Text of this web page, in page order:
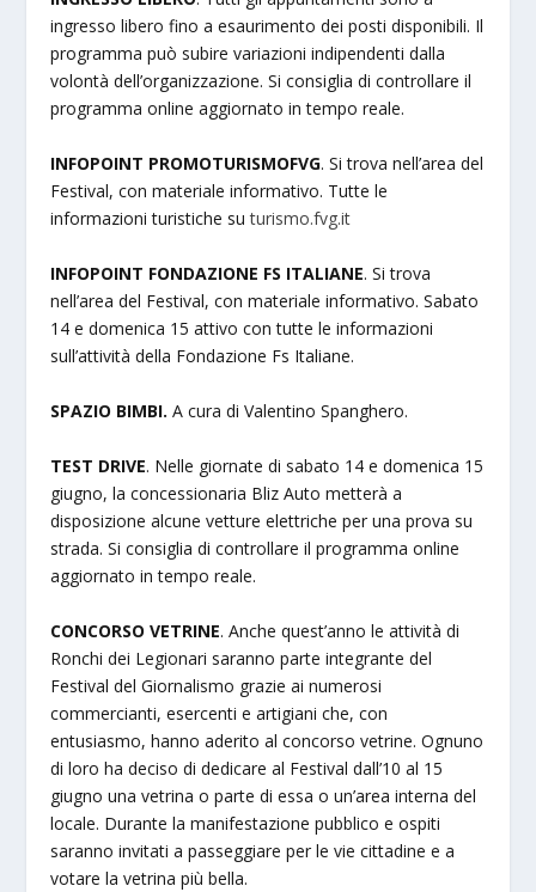
ingresso libero fino a esaurimento dei posti disponibili. Il
programma può subire variazioni indipendenti dalla
volontà dell’organizzazione. Si consiglia di controllare il
programma online aggiornato in tempo reale.
INFOPOINT PROMOTURISMOFVG. Si trova nell’area del
Festival, con materiale informativo. Tutte le
informazioni turistiche su turismo.fvg.it
INFOPOINT FONDAZIONE FS ITALIANE. Si trova
nell’area del Festival, con materiale informativo. Sabato
14 e domenica 15 attivo con tutte le informazioni
sull’attività della Fondazione Fs Italiane.
SPAZIO BIMBI. A cura di Valentino Spanghero.
TEST DRIVE. Nelle giornate di sabato 14 e domenica 15
giugno, la concessionaria Bliz Auto metterà a
disposizione alcune vetture elettriche per una prova su
strada. Si consiglia di controllare il programma online
aggiornato in tempo reale.
CONCORSO VETRINE. Anche quest’anno le attività di
Ronchi dei Legionari saranno parte integrante del
Festival del Giornalismo grazie ai numerosi
commercianti, esercenti e artigiani che, con
entusiasmo, hanno aderito al concorso vetrine. Ognuno
di loro ha deciso di dedicare al Festival dall’10 al 15
giugno una vetrina o parte di essa o un’area interna del
locale. Durante la manifestazione pubblico e ospiti
saranno invitati a passeggiare per le vie cittadine e a
votare la vetrina più bella.